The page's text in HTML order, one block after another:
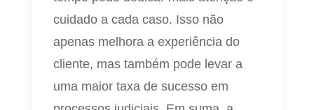
cuidado a cada caso. Isso não
apenas melhora a experiência do
cliente, mas também pode levar a
uma maior taxa de sucesso em